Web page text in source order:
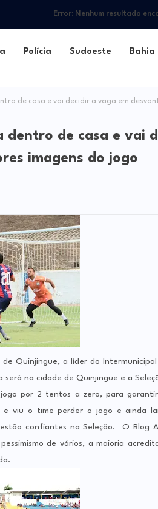
Error:Nenhum resultado
Polícia Sudoeste Bahia
de casa e vai decidir a vaga em
dentro de casa e vai
imagens do jogo
Quinjingue, a líder do
na cidade de Quinjingue e a
por 2 tentos a zero, para
e viu o time perder o jogo e ainda
confiantes na Seleção. O Blog
de vários, a maioria